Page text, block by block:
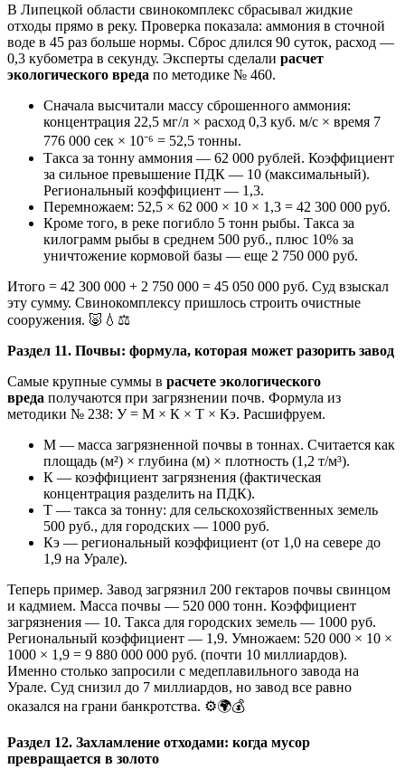
В Липецкой области свинокомплекс сбрасывал жидкие
отходы прямо в реку. Проверка показала: аммония в сточной
воде в 45 раз больше нормы. Сброс длился 90 суток, расход —
0,3 кубометра в секунду. Эксперты сделали расчет
экологического вреда по методике № 460.
Сначала высчитали массу сброшенного аммония:
концентрация 22,5 мг/л × расход 0,3 куб. м/с × время 7
776 000 сек × 10⁻⁶ = 52,5 тонны.
Такса за тонну аммония — 62 000 рублей. Коэффициент
за сильное превышение ПДК — 10 (максимальный).
Региональный коэффициент — 1,3.
Перемножаем: 52,5 × 62 000 × 10 × 1,3 = 42 300 000 руб.
Кроме того, в реке погибло 5 тонн рыбы. Такса за
килограмм рыбы в среднем 500 руб., плюс 10% за
уничтожение кормовой базы — еще 2 750 000 руб.
Итого = 42 300 000 + 2 750 000 = 45 050 000 руб. Суд взыскал
эту сумму. Свинокомплексу пришлось строить очистные
сооружения. 🐷💧⚖️
Раздел 11. Почвы: формула, которая может разорить завод
Самые крупные суммы в расчете экологического
вреда получаются при загрязнении почв. Формула из
методики № 238: У = М × К × Т × Кэ. Расшифруем.
М — масса загрязненной почвы в тоннах. Считается как
площадь (м²) × глубина (м) × плотность (1,2 т/м³).
К — коэффициент загрязнения (фактическая
концентрация разделить на ПДК).
Т — такса за тонну: для сельскохозяйственных земель
500 руб., для городских — 1000 руб.
Кэ — региональный коэффициент (от 1,0 на севере до
1,9 на Урале).
Теперь пример. Завод загрязнил 200 гектаров почвы свинцом
и кадмием. Масса почвы — 520 000 тонн. Коэффициент
загрязнения — 10. Такса для городских земель — 1000 руб.
Региональный коэффициент — 1,9. Умножаем: 520 000 × 10 ×
1000 × 1,9 = 9 880 000 000 руб. (почти 10 миллиардов).
Именно столько запросили с медеплавильного завода на
Урале. Суд снизил до 7 миллиардов, но завод все равно
оказался на грани банкротства. ⚙️🌍💰
Раздел 12. Захламление отходами: когда мусор
превращается в золото